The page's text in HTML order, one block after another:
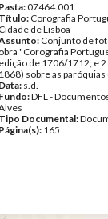
Pasta:07464.001
Título: Corografia
Cidade de Lisboa
Conjunto de
obra "Corografia
edição de 1706/1712; e
1868) sobre as paróquias
Data: s.d.
Fundo:DFL -
Tipo Documental:
Página(s): 165